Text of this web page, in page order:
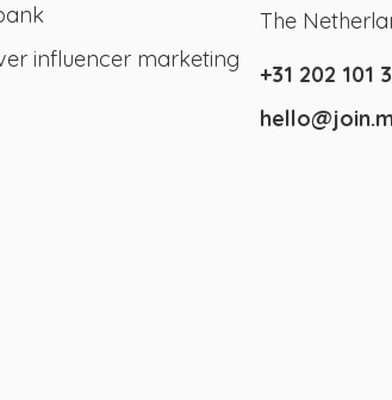
influencer marketing
The
+31 202 101